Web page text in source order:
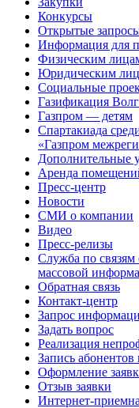
Конкурсы
Открытые
Информация для
Физическим
Юридическим
Социальные
Газификация
Газпром — детям
Спартакиада
«Газпром
Дополнительные
Аренда
Пресс-центр
Новости
СМИ о компании
Видео
Пресс-релизы
Служба по связям
массовой
Обратная связь
Контакт-центр
Запрос
Задать вопрос
Реализация
Запись
Оформление
Отзыв заявки
Интернет-